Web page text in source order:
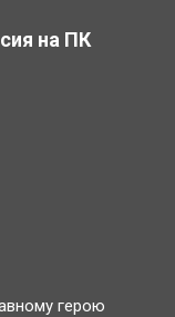
на ПК
герою